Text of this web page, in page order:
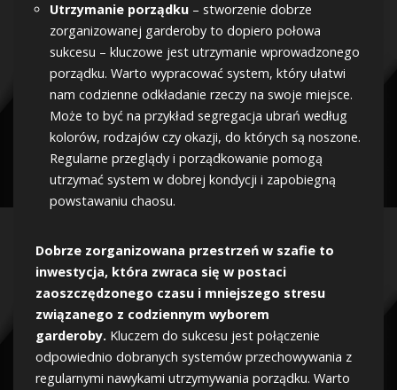
Utrzymanie porządku – stworzenie dobrze
zorganizowanej garderoby to dopiero połowa
sukcesu – kluczowe jest utrzymanie wprowadzonego
porządku. Warto wypracować system, który ułatwi
nam codzienne odkładanie rzeczy na swoje miejsce.
Może to być na przykład segregacja ubrań według
kolorów, rodzajów czy okazji, do których są noszone.
Regularne przeglądy i porządkowanie pomogą
utrzymać system w dobrej kondycji i zapobiegną
powstawaniu chaosu.
Dobrze zorganizowana przestrzeń w szafie to
inwestycja, która zwraca się w postaci
zaoszczędzonego czasu i mniejszego stresu
związanego z codziennym wyborem
garderoby. Kluczem do sukcesu jest połączenie
odpowiednio dobranych systemów przechowywania z
regularnymi nawykami utrzymywania porządku. Warto